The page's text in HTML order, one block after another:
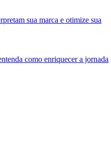
sua marca e otimize sua
como enriquecer a jornada